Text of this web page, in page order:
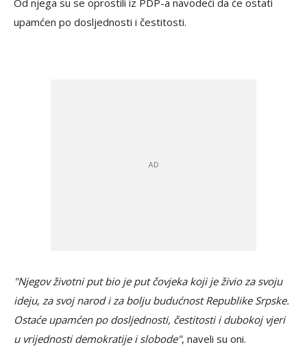
Od njega su se oprostili iz PDP-a navodeći da će ostati
upamćen po dosljednosti i čestitosti.
"Njegov životni put bio je put čovjeka koji je živio za svoju
ideju, za svoj narod i za bolju budućnost Republike Srpske.
Ostaće upamćen po dosljednosti, čestitosti i dubokoj vjeri
u vrijednosti demokratije i slobode", naveli su oni.